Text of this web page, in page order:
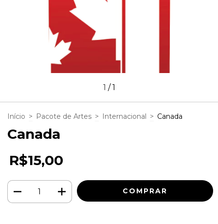
1 /1
Início > Pacote de Artes > Internacional > Canada
Canada
R$15,00